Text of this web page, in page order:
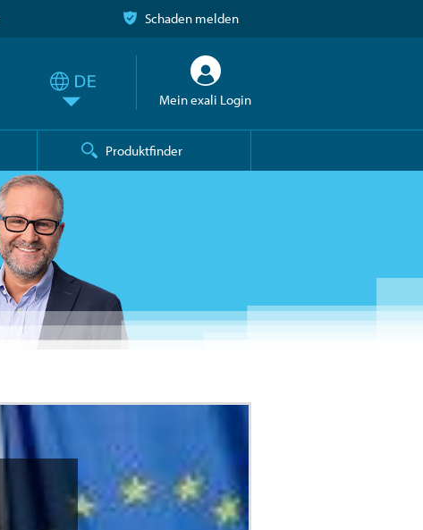
Schaden melden
Mein exali Login
Produktfinder